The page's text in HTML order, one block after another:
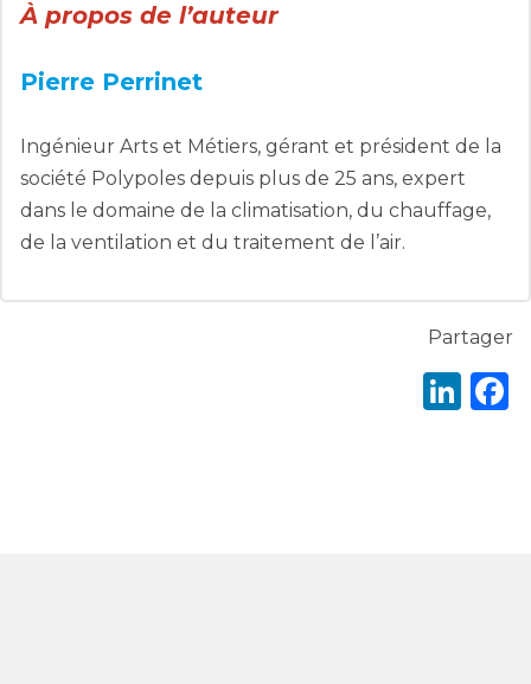
À propos de l’auteur
Pierre Perrinet
Ingénieur Arts et Métiers, gérant et président de la
société Polypoles depuis plus de 25 ans, expert
dans le domaine de la climatisation, du chauffage,
de la ventilation et du traitement de l’air.
Partager